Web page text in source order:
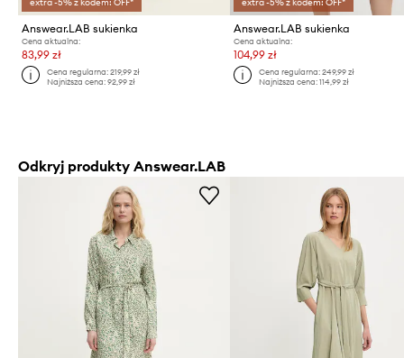
extra -5% z kodem: OFF*
Answear.LAB sukienka
Cena aktualna:
83,99 zł
Cena regularna:219,99 zł
Najniższa cena:92,99 zł
extra -5% z kodem: OFF*
Answear.LAB sukienka
Cena aktualna:
104,99 zł
Cena regularna: 249,99 zł
Najniższa cena: 114,99 zł
Odkryj produkty Answear.LAB